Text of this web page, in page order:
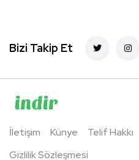
Bizi Takip Et
İletişim Künye Telif Hakkı
Gizlilik Sözleşmesi